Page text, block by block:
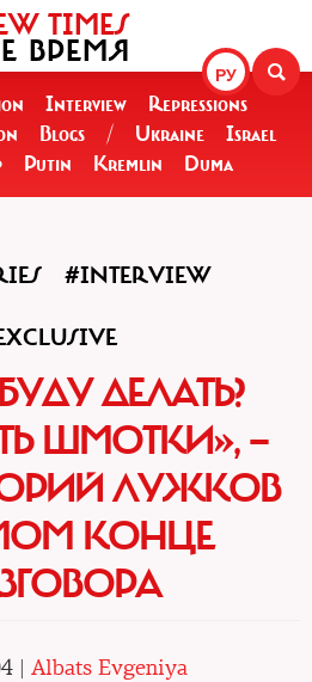
РУ
TIMES
ВРЕМЯ
Interview
Repressions
Blogs / Ukraine
Israel
Putin Kremlin Duma
#INTERVIEW
ДЕЛАТЬ?
ШМОТКИ», —
ЛУЖКОВ
КОНЦЕ
| Albats Evgeniya